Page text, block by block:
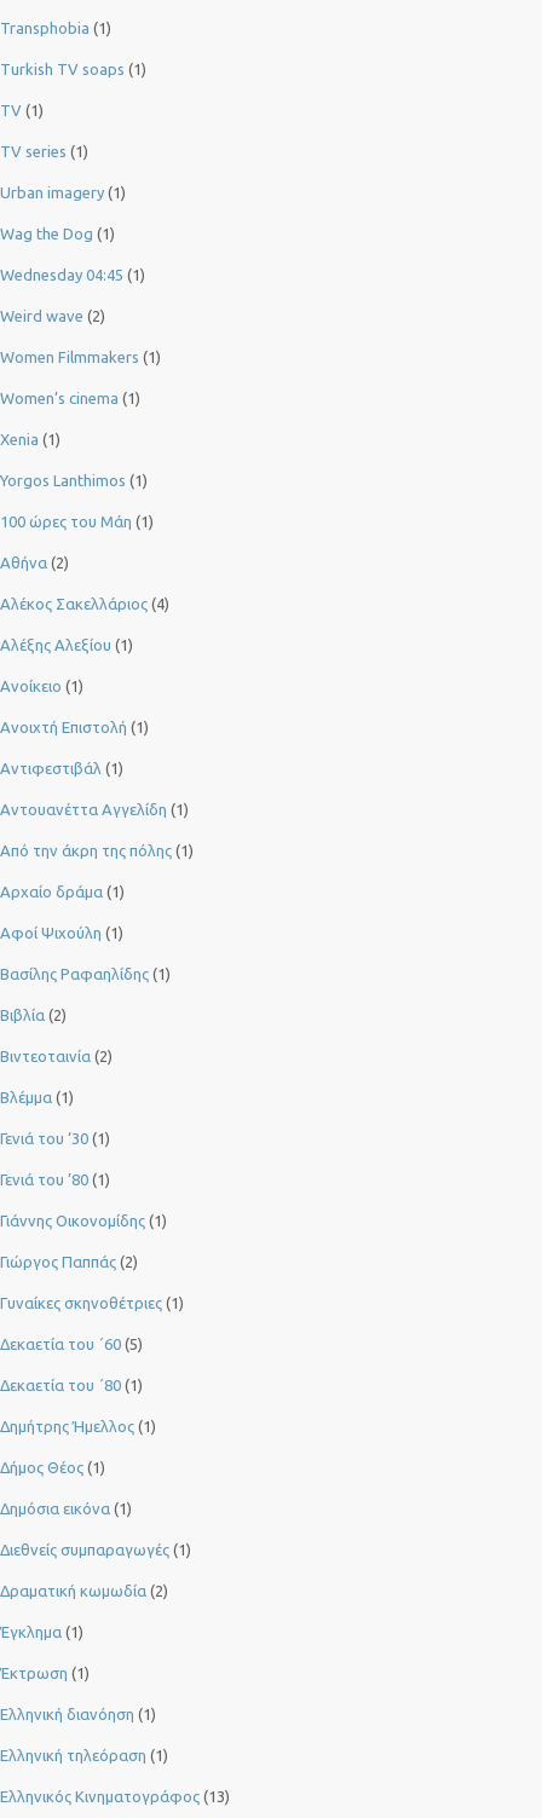
Transphobia (1)
Turkish TV soaps (1)
TV (1)
TV series (1)
Urban imagery (1)
Wag the Dog (1)
Wednesday 04:45 (1)
Weird wave (2)
Women Filmmakers (1)
Women’s cinema (1)
Xenia (1)
Yorgos Lanthimos (1)
100 ώρες του Μάη (1)
Αθήνα (2)
Αλέκος Σακελλάριος (4)
Αλέξης Αλεξίου (1)
Ανοίκειο (1)
Ανοιχτή Επιστολή (1)
Αντιφεστιβάλ (1)
Αντουανέττα Αγγελίδη (1)
Από την άκρη της πόλης (1)
Αρχαίο δράμα (1)
Αφοί Ψιχούλη (1)
Βασίλης Ραφαηλίδης (1)
Βιβλία (2)
Βιντεοταινία (2)
Βλέμμα (1)
Γενιά του ‘30 (1)
Γενιά του ’80 (1)
Γιάννης Οικονομίδης (1)
Γιώργος Παππάς (2)
Γυναίκες σκηνοθέτριες (1)
Δεκαετία του ΄60 (5)
Δεκαετία του ΄80 (1)
Δημήτρης Ήμελλος (1)
Δήμος Θέος (1)
Δημόσια εικόνα (1)
Διεθνείς συμπαραγωγές (1)
Δραματική κωμωδία (2)
Έγκλημα (1)
Έκτρωση (1)
Ελληνική διανόηση (1)
Ελληνική τηλεόραση (1)
Ελληνικός Κινηματογράφος (13)